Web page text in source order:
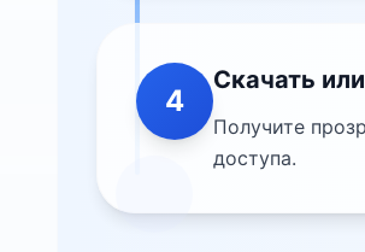
4
Скачать
Получите
доступа.